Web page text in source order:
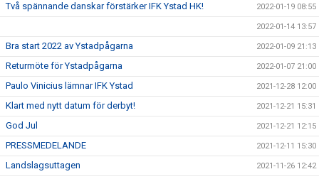
Två spännande danskar förstärker IFK Ystad HK! 2022-01-19 08:55
2022-01-14 13:57
Bra start 2022 av Ystadpågarna 2022-01-09 21:13
Returmöte för Ystadpågarna 2022-01-07 21:00
Paulo Vinicius lämnar IFK Ystad 2021-12-28 12:00
Klart med nytt datum för derbyt! 2021-12-21 15:31
God Jul 2021-12-21 12:15
PRESSMEDELANDE 2021-12-11 15:30
Landslagsuttagen 2021-11-26 12:42